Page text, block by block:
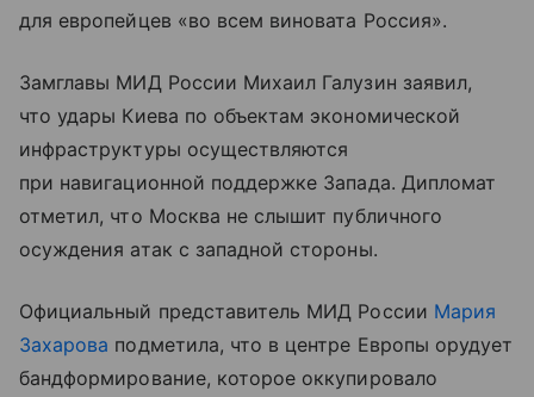
для европейцев «во всем виновата Россия».
Замглавы МИД России Михаил Галузин заявил,
что удары Киева по объектам экономической
инфраструктуры осуществляются
при навигационной поддержке Запада. Дипломат
отметил, что Москва не слышит публичного
осуждения атак с западной стороны.
Официальный представитель МИД России Мария
Захарова подметила, что в центре Европы орудует
бандформирование, которое оккупировало